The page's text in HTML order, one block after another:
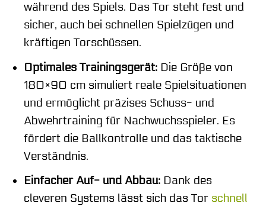
während des Spiels. Das Tor steht fest und
sicher, auch bei schnellen Spielzügen und
kräftigen Torschüssen.
Optimales Trainingsgerät:Die Größe von
180×90 cm simuliert reale Spielsituationen
und ermöglicht präzises Schuss- und
Abwehrtraining für Nachwuchsspieler. Es
fördert die Ballkontrolle und das taktische
Verständnis.
Einfacher Auf- und Abbau:Dank des
cleveren Systems lässt sich das Tor schnell